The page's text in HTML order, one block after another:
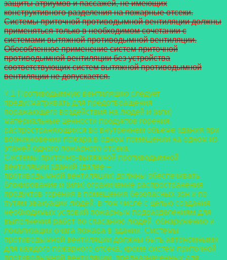
защиты атриумов и пассажей, не имеющих
конструктивного разделения на пожарные отсеки.
Системы приточной противодымной вентиляции должны
применяться только в необходимом сочетании с
системами вытяжной противодымной вентиляции.
Обособленное применение систем приточной
противодымной вентиляции без устройства
соответствующих систем вытяжной противодымной
вентиляции не допускается.
7.1 Противодымную вентиляцию следует
предусматривать для предотвращения
поражающего воздействия на людей и (или)
материальные ценности продуктов горения,
распространяющихся во внутреннем объеме здания при
возникновении пожара в одном помещении на одном из
этажей одного пожарного отсека.
Системы приточно-вытяжной противодымной
вентиляции зданий (далее –
противодымной вентиляции) должны обеспечивать
блокирование и (или) ограничение распространения
продуктов горения в помещения безопасных зон и по
путям эвакуации людей, в том числе с целью создания
необходимых условий пожарным подразделениям для
выполнения работ по спасанию людей, обнаружению и
локализации очага пожара в здании. Системы
противодымной вентиляции должны быть автономными
для каждого пожарного отсека, кроме систем приточной
противодымной вентиляции, предназначенных для